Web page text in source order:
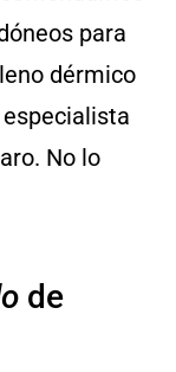
para
dérmico
No lo
de